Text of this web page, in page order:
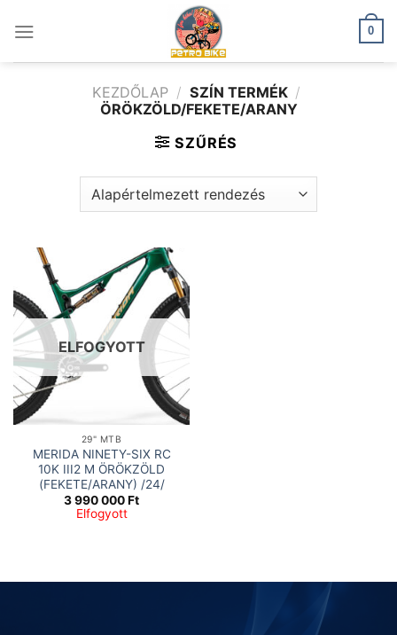
0
KEZDŐLAP / SZÍN TERMÉK /
ÖRÖKZÖLD/FEKETE/ARANY
SZŰRÉS
ELFOGYOTT
29" MTB
MERIDA NINETY-SIX RC
10K III2 M ÖRÖKZÖLD
(FEKETE/ARANY) /24/
3 990 000Ft
Elfogyott